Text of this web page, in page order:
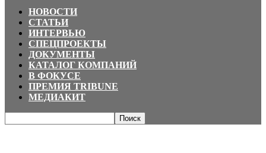
НОВОСТИ
СТАТЬИ
ИНТЕРВЬЮ
СПЕЦПРОЕКТЫ
ДОКУМЕНТЫ
КАТАЛОГ КОМПАНИЙ
В ФОКУСЕ
ПРЕМИЯ TRIBUNE
МЕДИАКИТ